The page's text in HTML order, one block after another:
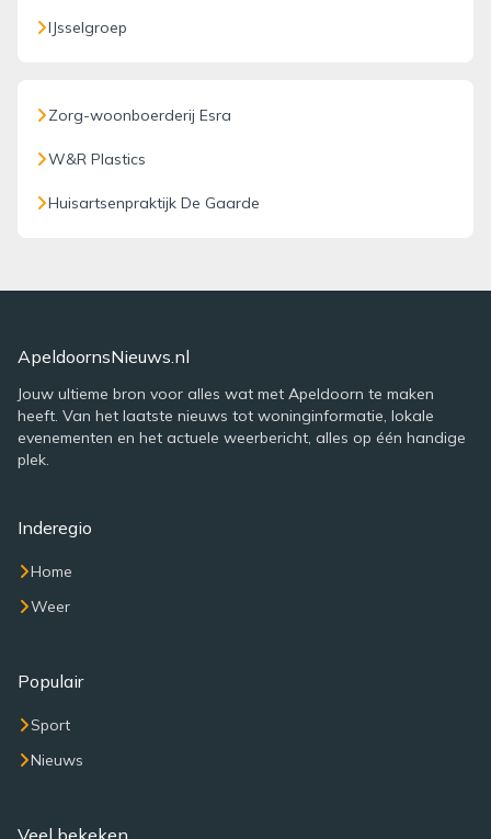
IJsselgroep
Zorg-woonboerderij Esra
W&R Plastics
Huisartsenpraktijk De Gaarde
ApeldoornsNieuws.nl
Jouw ultieme bron voor alles wat met Apeldoorn te maken
heeft. Van het laatste nieuws tot woninginformatie, lokale
evenementen en het actuele weerbericht, alles op één handige
plek.
Inderegio
Home
Weer
Populair
Sport
Nieuws
Veel bekeken